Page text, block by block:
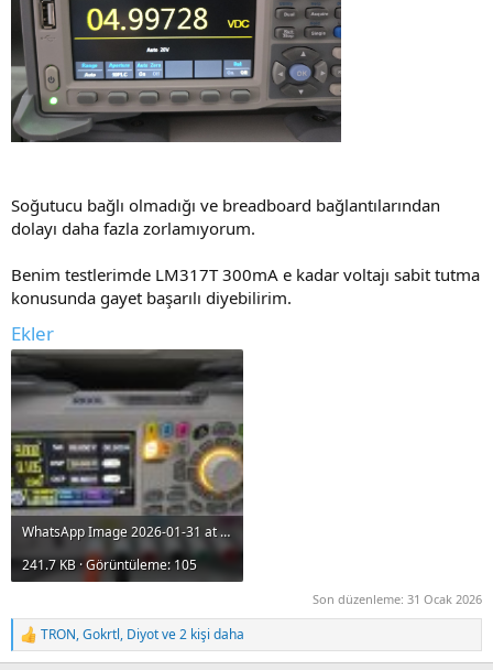
Soğutucu bağlı olmadığı ve breadboard bağlantılarından
dolayı daha fazla zorlamıyorum.
Benim testlerimde LM317T 300mA e kadar voltajı sabit tutma
konusunda gayet başarılı diyebilirim.
Ekler
WhatsApp Image 2026-01-31 at 15.44.15 (3).jpeg
241.7 KB · Görüntüleme: 105
Son düzenleme: 31 Ocak 2026
R
e
TRON,Gokrtl, Diyotve 2 kişi daha